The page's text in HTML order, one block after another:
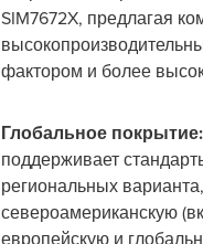
SIM7672X, предлагая
фактором и более
Глобальное покрытие:
поддерживает
региональных
североамериканскую